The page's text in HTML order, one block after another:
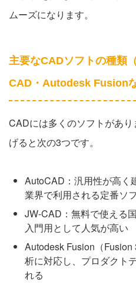
ムーズになります。
主要なCADソフトの種類
CAD・Autodesk Fusionな
CADには多くのソフトがあ
げると次の3つです。
AutoCAD：汎用性が高く
業界で利用される定番ソ
JW-CAD：無料で使える
入門用として人気が高い
Autodesk Fusion（
析に対応し、プロダクト
れる